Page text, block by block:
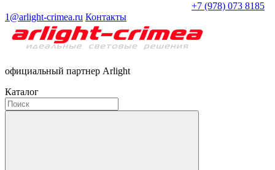
+7 (978) 073 8185
1@arlight-crimea.ru Контакты
официальный партнер Arlight
Каталог